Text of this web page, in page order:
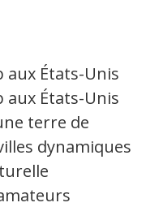
aux États-Unis
aux États-Unis
terre de
dynamiques